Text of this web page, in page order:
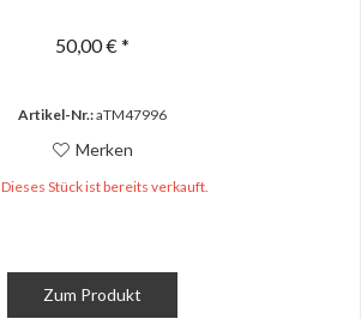
50,00 € *
Artikel-Nr.:aTM47996
Merken
Dieses Stück ist bereits verkauft.
Zum Produkt